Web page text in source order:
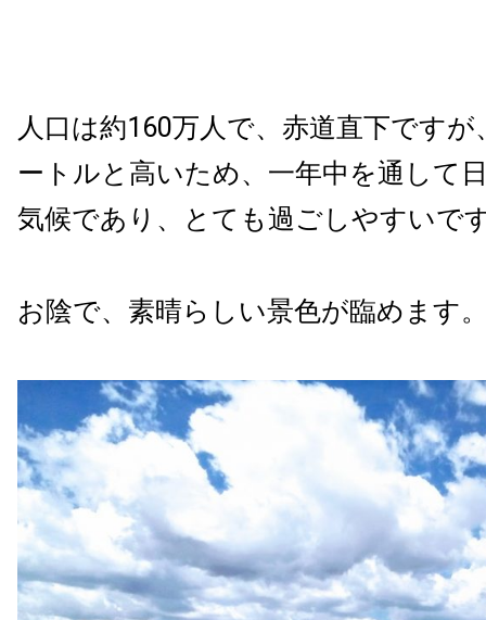
人口は約160万人で、赤道直下ですが
ートルと高いため、一年中を通して
気候であり、とても過ごしやすいで
お陰で、素晴らしい景色が臨めます